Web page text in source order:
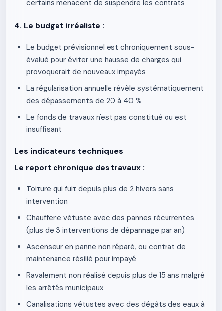
certains menacent de suspendre les contrats
4. Le budget irréaliste :
Le budget prévisionnel est chroniquement sous-
évalué pour éviter une hausse de charges qui
provoquerait de nouveaux impayés
La régularisation annuelle révèle systématiquement
des dépassements de 20 à 40 %
Le fonds de travaux n'est pas constitué ou est
insuffisant
Les indicateurs techniques
Le report chronique des travaux :
Toiture qui fuit depuis plus de 2 hivers sans
intervention
Chaufferie vétuste avec des pannes récurrentes
(plus de 3 interventions de dépannage par an)
Ascenseur en panne non réparé, ou contrat de
maintenance résilié pour impayé
Ravalement non réalisé depuis plus de 15 ans malgré
les arrêtés municipaux
Canalisations vétustes avec des dégâts des eaux à